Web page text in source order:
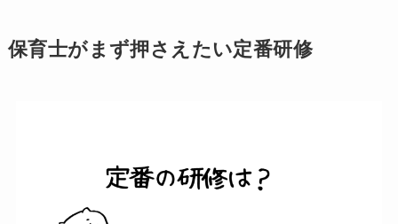
保育士がまず押さえたい定番研修